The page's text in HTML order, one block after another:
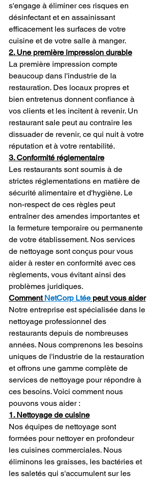
s'engage à éliminer ces risques en
désinfectant et en assainissant
efficacement les surfaces de votre
cuisine et de votre salle à manger.
2. Une première impression durable
La première impression compte
beaucoup dans l'industrie de la
restauration. Des locaux propres et
bien entretenus donnent confiance à
vos clients et les incitent à revenir. Un
restaurant sale peut au contraire les
dissuader de revenir, ce qui nuit à votre
réputation et à votre rentabilité.
3. Conformité réglementaire
Les restaurants sont soumis à de
strictes réglementations en matière de
sécurité alimentaire et d'hygiène. Le
non-respect de ces règles peut
entraîner des amendes importantes et
la fermeture temporaire ou permanente
de votre établissement. Nos services
de nettoyage sont conçus pour vous
aider à rester en conformité avec ces
règlements, vous évitant ainsi des
problèmes juridiques.
Comment NetCorp Ltée peut vous aider
Notre entreprise est spécialisée dans le
nettoyage professionnel des
restaurants depuis de nombreuses
années. Nous comprenons les besoins
uniques de l'industrie de la restauration
et offrons une gamme complète de
services de nettoyage pour répondre à
ces besoins. Voici comment nous
pouvons vous aider :
1. Nettoyage de cuisine
Nos équipes de nettoyage sont
formées pour nettoyer en profondeur
les cuisines commerciales. Nous
éliminons les graisses, les bactéries et
les saletés qui s'accumulent sur les